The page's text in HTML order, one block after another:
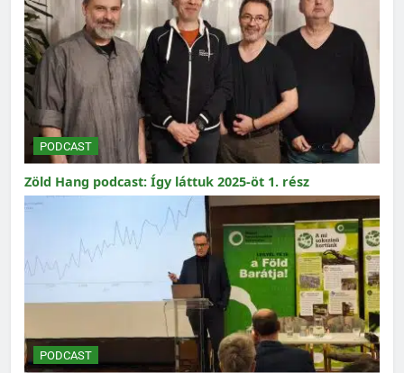
PODCAST
Zöld Hang podcast: Így láttuk 2025-öt 1. rész
PODCAST